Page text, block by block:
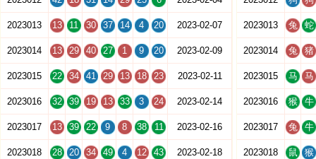
2023013 13 11 30 37 14 4 20 2023-02-07
2023014 13 29 40 27 1 9 20 2023-02-09
2023015 22 34 41 29 13 18 23 2023-02-11
2023016 32 39 19 13 33 3 24 2023-02-14
2023017 13 39 22 9 8 38 11 2023-02-16
2023018 28 20 34 49 4 12 43 2023-02-18
2023013 兔 蛇
2023014 兔 猪
2023015 马 马
2023016 猴 牛
2023017 兔 牛
2023018 鼠 猴